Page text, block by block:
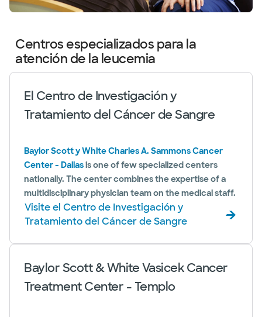
Centros especializados para la
atención de la leucemia
El Centro de Investigación y
Tratamiento del Cáncer de Sangre
Baylor Scott y White Charles A. Sammons Cancer
Center - Dallasis one of few specialized centers
nationally. The center combines the expertise of a
multidisciplinary physician team on the medical staff.
Visite el Centro de Investigación y
Tratamiento del Cáncer de Sangre
Baylor Scott & White Vasicek Cancer
Treatment Center - Templo